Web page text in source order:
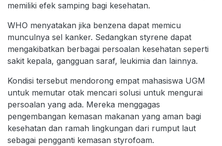
memiliki efek samping bagi kesehatan.
WHO menyatakan jika benzena dapat memicu
munculnya sel kanker. Sedangkan styrene dapat
mengakibatkan berbagai persoalan kesehatan seperti
sakit kepala, gangguan saraf, leukimia dan lainnya.
Kondisi tersebut mendorong empat mahasiswa UGM
untuk memutar otak mencari solusi untuk mengurai
persoalan yang ada. Mereka menggagas
pengembangan kemasan makanan yang aman bagi
kesehatan dan ramah lingkungan dari rumput laut
sebagai pengganti kemasan styrofoam.